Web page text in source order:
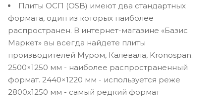
Плиты ОСП (OSB) имеют два стандартных
формата, один из которых наиболее
распространен. В интернет-магазине «Базис
Маркет» вы всегда найдете плиты
производителей Муром, Калевала, Kronospan.
2500×1250 мм - наиболее распространенный
формат. 2440×1220 мм - используется реже
2800х1250 мм - самый редкий формат